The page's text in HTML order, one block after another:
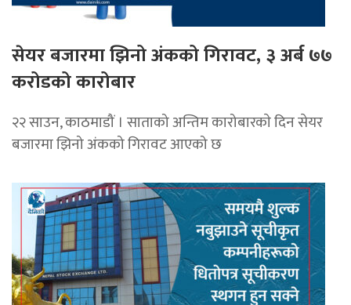
सेयर बजारमा झिनो अंकको गिरावट, ३ अर्ब ७७
करोडको कारोबार
२२ साउन, काठमाडौं । साताको अन्तिम कारोबारकाे दिन सेयर
बजारमा झिनो अंकको गिरावट आएको छ